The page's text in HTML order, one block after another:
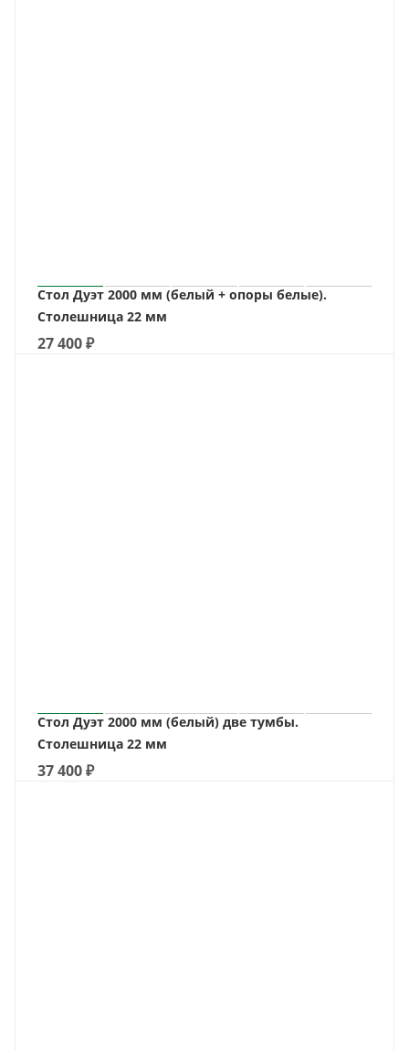
Стол Дуэт 2000 мм (белый + опоры белые).
Столешница 22 мм
27 400₽
Стол Дуэт 2000 мм (белый) две тумбы.
Столешница 22 мм
37 400₽